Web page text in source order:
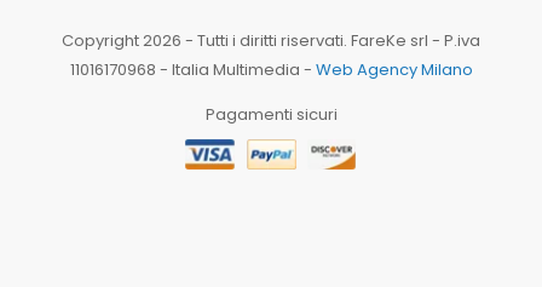
Copyright 2026 - Tutti i diritti riservati. FareKe srl - P.iva
11016170968 - Italia Multimedia - Web Agency Milano
Pagamenti sicuri